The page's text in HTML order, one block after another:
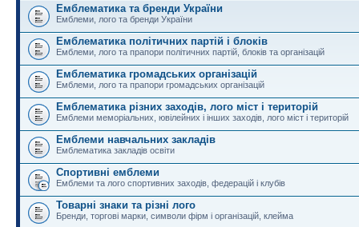
Емблематика та бренди України
Емблеми, лого та бренди України
Емблематика політичних партій і блоків
Емблеми, лого та прапори політичних партій, блоків та організацій
Емблематика громадських організацій
Емблеми, лого та прапори громадських організацій
Емблематика різних заходів, лого міст і територій
Емблеми меморіальних, ювілейних і інших заходів, лого міст і територій
Емблеми навчальних закладів
Емблематика закладів освіти
Спортивні емблеми
Емблеми та лого спортивних заходів, федерацій і клубів
Товарні знаки та різні лого
Бренди, торгові марки, символи фірм і організацій, клейма